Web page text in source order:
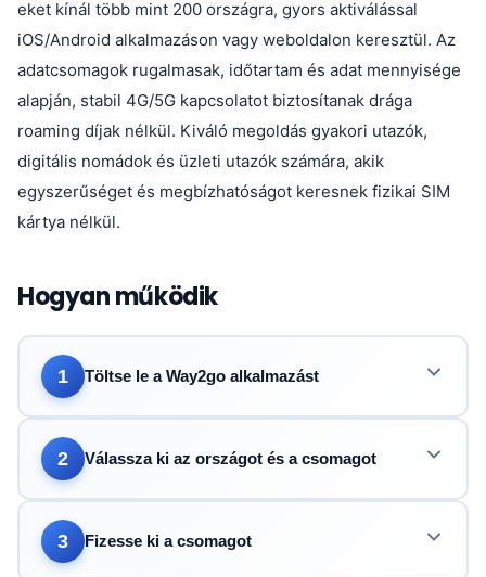
eket kínál több mint 200 országra, gyors aktiválással
iOS/Android alkalmazáson vagy weboldalon keresztül. Az
adatcsomagok rugalmasak, időtartam és adat mennyisége
alapján, stabil 4G/5G kapcsolatot biztosítanak drága
roaming díjak nélkül. Kiváló megoldás gyakori utazók,
digitális nomádok és üzleti utazók számára, akik
egyszerűséget és megbízhatóságot keresnek fizikai SIM
kártya nélkül.
Hogyan működik
1 Töltse le a Way2go alkalmazást
2 Válassza ki az országot és a csomagot
3 Fizesse ki a csomagot